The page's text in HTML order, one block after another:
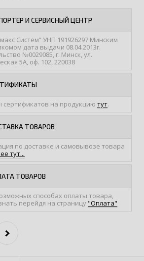
И СЕРВИСНЫЙ ЦЕНТР
Систем” УНП 191926297 Минским
дата выдачи 08.04.2013г.
№0029085, г. Минск, ул.
5А, оф. 102, 220038
сертификатов на продукцию тут.
ТОВАРОВ
по доставке и самовывозе товара
тут...
ТОВАРОВ
способах оплаты товара,
перейдя на страницу "Оплата"